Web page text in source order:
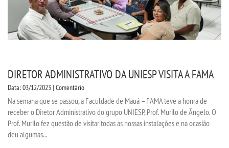
IMPRENSA
OUVIDORIA
DIRETOR ADMINISTRATIVO DA UNIESP VISITA A FAMA
Data: 03/12/2023 | Comentário
Na semana que se passou, a Faculdade de Mauá – FAMA teve a honra de
receber o Diretor Administrativo do grupo UNIESP, Prof. Murilo de Ângelo. O
Prof. Murilo fez questão de visitar todas as nossas instalações e na ocasião
deu algumas...